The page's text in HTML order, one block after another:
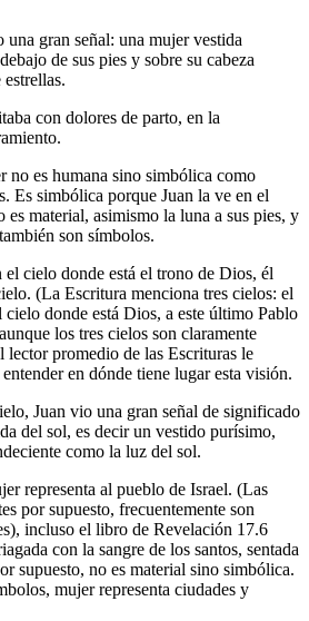
gran señal: una mujer vestida
de sus pies y sobre su cabeza
con dolores de parto, en la
no es humana sino simbólica como
Es simbólica porque Juan la ve en el
es material, asimismo la luna a sus pies, y
son símbolos.
cielo donde está el trono de Dios, él
(La Escritura menciona tres cielos: el
donde está Dios, a este último Pablo
los tres cielos son claramente
lector promedio de las Escrituras le
en dónde tiene lugar esta visión.
Juan vio una gran señal de significado
del sol, es decir un vestido purísimo,
como la luz del sol.
representa al pueblo de Israel. (Las
por supuesto, frecuentemente son
incluso el libro de Revelación 17.6
con la sangre de los santos, sentada
supuesto, no es material sino simbólica.
mujer representa ciudades y